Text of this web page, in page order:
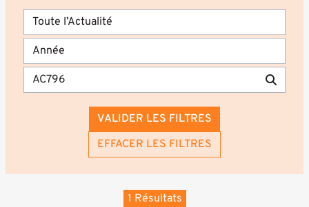
VALIDER LES FILTRES
EFFACER LES FILTRES
1 Résultats